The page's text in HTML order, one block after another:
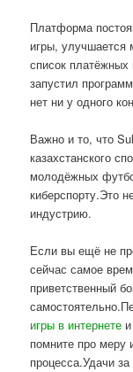
Платформа
игры, улучшается
список
запустил
нет ни у одного
Важно и то, что
казахстанского
молодёжных
киберспорту.Это
индустрию.
Если вы ещё не
сейчас самое
приветственный
игры в интернете
помните про меру
процесса.Удачи